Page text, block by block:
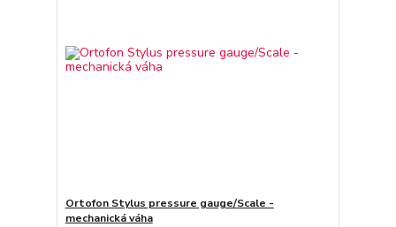
Ortofon Stylus pressure gauge/Scale -
mechanická váha